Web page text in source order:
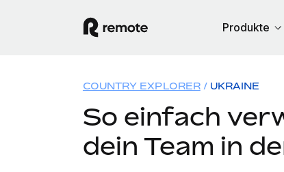
Produkte
COUNTRY EXPLORER UKRAINE
So einfach
dein Team in